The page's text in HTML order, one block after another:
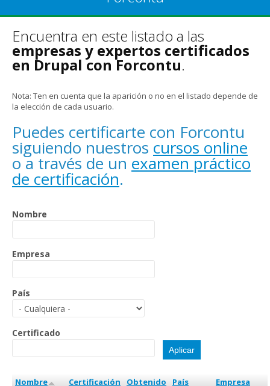
Encuentra en este listado a las
empresas y expertos certificados
en Drupal con Forcontu.
Nota: Ten en cuenta que la aparición o no en el listado depende de
la elección de cada usuario.
Puedes certificarte con Forcontu
siguiendo nuestros cursos online
o a través de un examen práctico
de certificación.
Nombre
Empresa
País
Certificado
Nombre Certificación Obtenido País
Empresa